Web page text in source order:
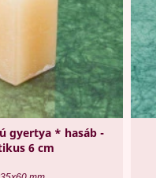
gyertya * hasáb -
6 cm